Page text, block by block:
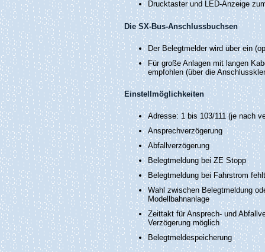
Drucktaster und LED-Anzeige
Die SX-Bus-Anschlussbuchsen
Der Belegtmelder wird über ein
Für große Anlagen mit langen
empfohlen (über die
Einstellmöglichkeiten
Adresse: 1 bis 103/111 (je nach
Ansprechverzögerung
Abfallverzögerung
Belegtmeldung bei ZE Stopp
Belegtmeldung bei Fahrstrom
Wahl zwischen Belegtmeldung
Modellbahnanlage
Zeittakt für Ansprech- und
Verzögerung möglich
Belegtmeldespeicherung